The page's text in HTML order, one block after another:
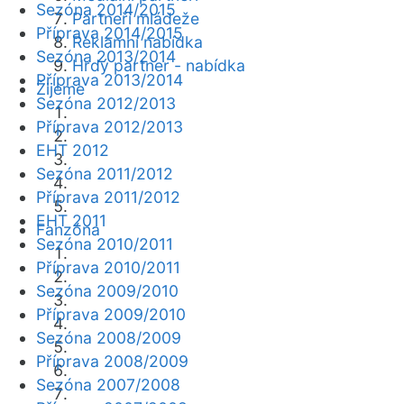
Partneři mládeže
Reklamní nabídka
Hrdý partner - nabídka
Žijeme
Fanzóna
Sezóna 2014/2015
Příprava 2014/2015
Sezóna 2013/2014
Příprava 2013/2014
Sezóna 2012/2013
Příprava 2012/2013
EHT 2012
Sezóna 2011/2012
Příprava 2011/2012
EHT 2011
Sezóna 2010/2011
Příprava 2010/2011
Sezóna 2009/2010
Příprava 2009/2010
Sezóna 2008/2009
Příprava 2008/2009
Sezóna 2007/2008